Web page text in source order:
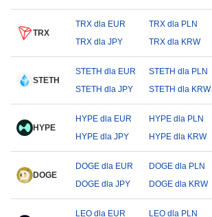
TRX
TRX dla EUR TRX dla PLN
TRX dla JPY
TRX dla KRW
STETH
STETH dla EUR STETH dla PLN
STETH dla JPY
STETH dla KRW
HYPE
HYPE dla EUR HYPE dla PLN
HYPE dla JPY
HYPE dla KRW
DOGE
DOGE dla EUR DOGE dla PLN
DOGE dla JPY
DOGE dla KRW
LEO dla EUR LEO dla PLN